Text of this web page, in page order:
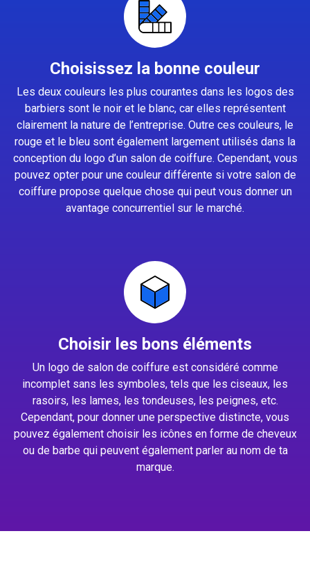
Choisissez la bonne couleur
Les deux couleurs les plus courantes dans les logos des
barbiers sont le noir et le blanc, car elles représentent
clairement la nature de l’entreprise. Outre ces couleurs, le
rouge et le bleu sont également largement utilisés dans la
conception du logo d’un salon de coiffure. Cependant, vous
pouvez opter pour une couleur différente si votre salon de
coiffure propose quelque chose qui peut vous donner un
avantage concurrentiel sur le marché.
Choisir les bons éléments
Un logo de salon de coiffure est considéré comme
incomplet sans les symboles, tels que les ciseaux, les
rasoirs, les lames, les tondeuses, les peignes, etc.
Cependant, pour donner une perspective distincte, vous
pouvez également choisir les icônes en forme de cheveux
ou de barbe qui peuvent également parler au nom de ta
marque.